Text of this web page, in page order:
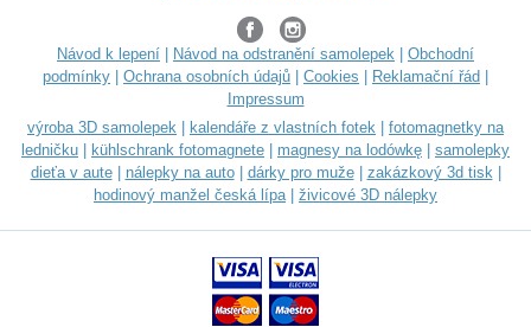
Návod k lepení Návod na odstranění samolepek
Obchodní
podmínky
Ochrana osobních údajů Cookies Reklamační řád
Impressum
výroba 3D samolepek
kalendáře z vlastních fotek
fotomagnetky na
ledničku
kühlschrank fotomagnete magnesy na lodówkę
samolepky
dieťa v aute| nálepky na auto| dárky pro muže| zakázkový 3d tisk|
hodinový manžel česká lípa| živicové 3D nálepky